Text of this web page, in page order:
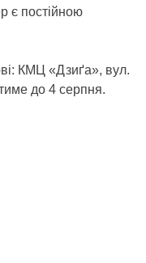
є постійною
КМЦ «Дзиґа», вул.
до 4 серпня.